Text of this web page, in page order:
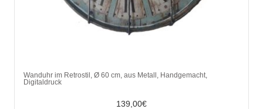
Wanduhr im Retrostil, Ø 60 cm, aus Metall, Handgemacht,
Digitaldruck
139,00€